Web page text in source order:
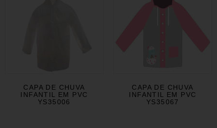
CAPA DE CHUVA
INFANTIL EM PVC
YS35006
CAPA DE CHUVA
INFANTIL EM PVC
YS35067